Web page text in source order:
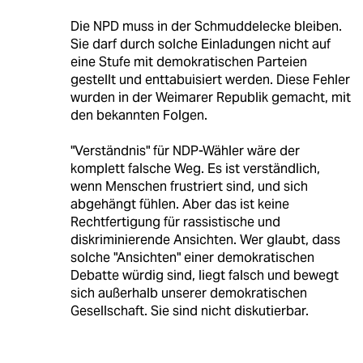
Die NPD muss in der Schmuddelecke bleiben.
Sie darf durch solche Einladungen nicht auf
eine Stufe mit demokratischen Parteien
gestellt und enttabuisiert werden. Diese Fehler
wurden in der Weimarer Republik gemacht, mit
den bekannten Folgen.
"Verständnis" für NDP-Wähler wäre der
komplett falsche Weg. Es ist verständlich,
wenn Menschen frustriert sind, und sich
abgehängt fühlen. Aber das ist keine
Rechtfertigung für rassistische und
diskriminierende Ansichten. Wer glaubt, dass
solche "Ansichten" einer demokratischen
Debatte würdig sind, liegt falsch und bewegt
sich außerhalb unserer demokratischen
Gesellschaft. Sie sind nicht diskutierbar.